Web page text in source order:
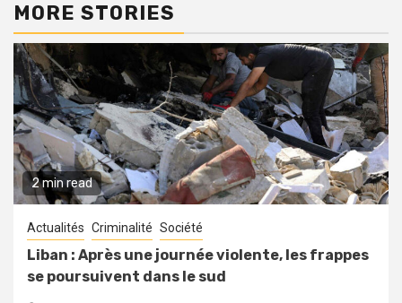
MORE STORIES
2 min read
Actualités Criminalité Société
Liban : Après une journée violente, les frappes
se poursuivent dans le sud